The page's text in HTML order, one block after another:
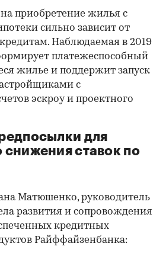
приобретение жилья с
сильно зависит от
Наблюдаемая в 2019
платежеспособный
жилье и поддержит запуск
с
эскроу и проектного
для
ставок по
Матюшенко, руководитель
развития и сопровождения
кредитных
Райффайзенбанка: